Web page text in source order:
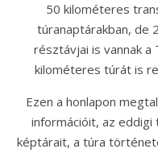
50 kilométeres
túranaptárakban, de
résztávjai is vannak
kilométeres túrát is
Ezen a honlapon
információit, az
képtárait, a túra